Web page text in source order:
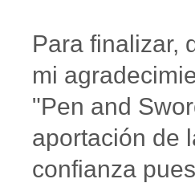
Para finalizar,
mi
"Pen and
aportación de
confianza